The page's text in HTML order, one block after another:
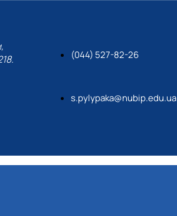
(044) 527-82-26
s.pylypaka@nubip.edu.ua